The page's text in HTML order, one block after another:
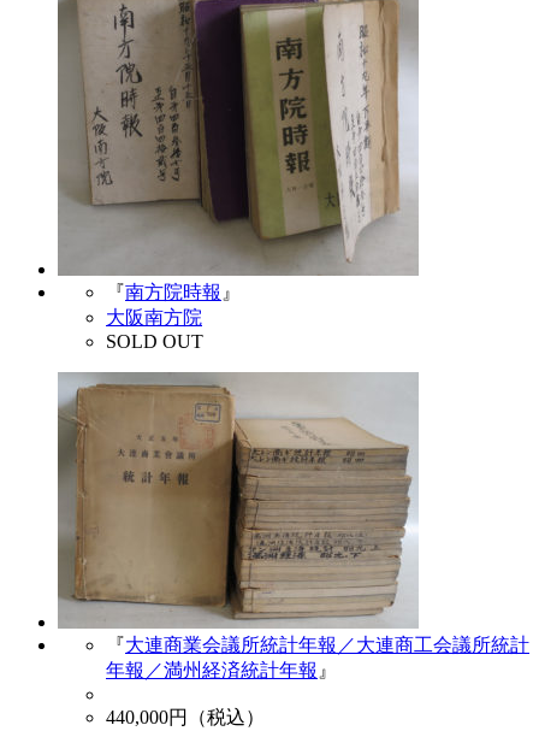
『南方院時報 』
大阪南方院
SOLD OUT
『大連商業会議所統計年報／大連商工会議所統計
年報／満州経済統計年報 』
440,000円（税込）